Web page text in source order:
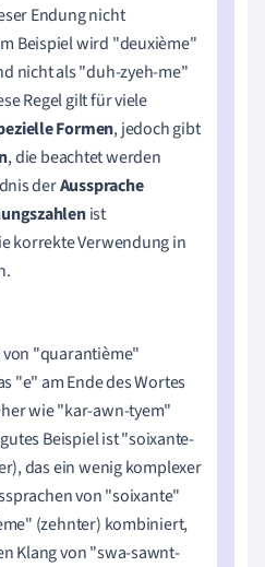
Endung nicht
Beispiel wird "deuxième"
nicht als "duh-zyeh-me"
Regel gilt für viele
Formen, jedoch gibt
, die beachtet werden
derAussprache
ist
korrekte Verwendung in
von "quarantième"
"e" am Ende des Wortes
wie "kar-awn-tyem"
Beispiel ist "soixante-
das ein wenig komplexer
von "soixante"
(zehnter) kombiniert,
Klang von "swa-sawnt-